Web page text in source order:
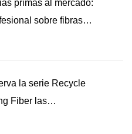
primas al mercado:
sobre fibras
súper blancas
la serie Recycle
Fiber las
de alta calidad de la